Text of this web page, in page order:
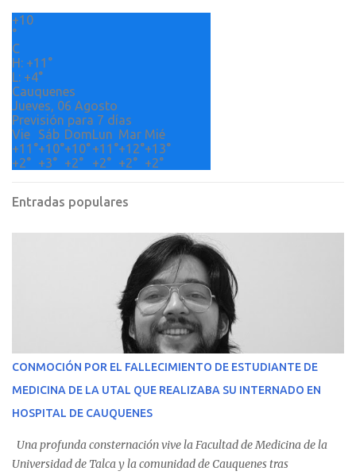
i
s
+10
°
C
H: +11°
L: +4°
Cauquenes
Jueves, 06 Agosto
Previsión para 7 días
Vie
Sáb DomLun Mar Mié
+11°+10°+10°+11°+12°+13°
+2° +3° +2° +2° +2° +2°
Entradas populares
CONMOCIÓN POR EL FALLECIMIENTO DE ESTUDIANTE DE
MEDICINA DE LA UTAL QUE REALIZABA SU INTERNADO EN
HOSPITAL DE CAUQUENES
Una profunda consternación vive la Facultad de Medicina de la
Universidad de Talca y la comunidad de Cauquenes tras